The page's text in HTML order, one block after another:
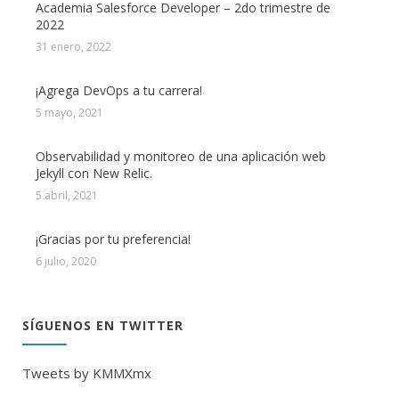
Academia Salesforce Developer – 2do trimestre de
2022
31 enero, 2022
¡Agrega DevOps a tu carrera!
5 mayo, 2021
Observabilidad y monitoreo de una aplicación web
Jekyll con New Relic.
5 abril, 2021
¡Gracias por tu preferencia!
6 julio, 2020
SÍGUENOS EN TWITTER
Tweets by KMMXmx